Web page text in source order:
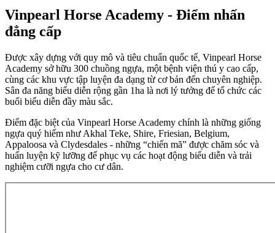
Vinpearl Horse Academy - Điểm nhấn
đẳng cấp
Được xây dựng với quy mô và tiêu chuẩn quốc tế, Vinpearl Horse
Academy sở hữu 300 chuồng ngựa, một bệnh viện thú y cao cấp,
cùng các khu vực tập luyện đa dạng từ cơ bản đến chuyên nghiệp.
Sân đa năng biểu diễn rộng gần 1ha là nơi lý tưởng để tổ chức các
buổi biểu diễn đầy màu sắc.
Điểm đặc biệt của Vinpearl Horse Academy chính là những giống
ngựa quý hiếm như Akhal Teke, Shire, Friesian, Belgium,
Appaloosa và Clydesdales - những “chiến mã” được chăm sóc và
huấn luyện kỹ lưỡng để phục vụ các hoạt động biểu diễn và trải
nghiệm cưỡi ngựa cho cư dân.